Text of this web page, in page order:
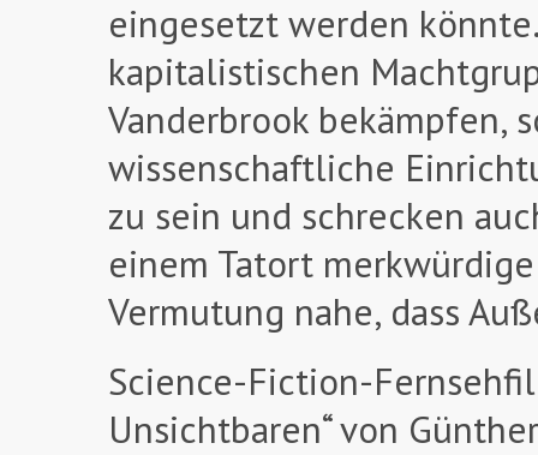
eingesetzt werden
kapitalistischen
Vanderbrook bekämpfen,
wissenschaftliche
zu sein und schrecken
einem Tatort
Vermutung nahe, dass
Science-Fiction-
Unsichtbaren“ von